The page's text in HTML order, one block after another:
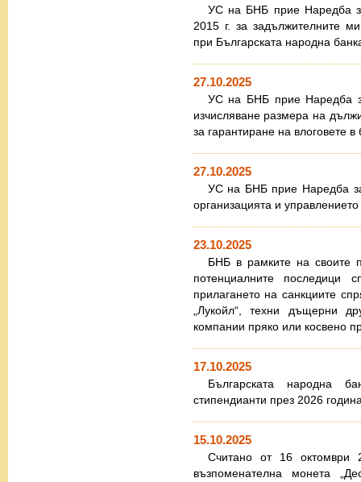
УС на БНБ прие Наредба
2015 г. за задължителните
при Българската народна
27.10.2025
УС на БНБ прие Наредба
изчисляване размера на
за гарантиране на влоговете в
27.10.2025
УС на БНБ прие Наредба
организацията и
23.10.2025
БНБ в рамките на своите
потенциалните последици
прилагането на санкциите
„Лукойл“, техни дъщерни
компании пряко или косвено
17.10.2025
Българската народна
стипендианти през 2026
15.10.2025
Считано от 16 октомври
възпоменателна монета